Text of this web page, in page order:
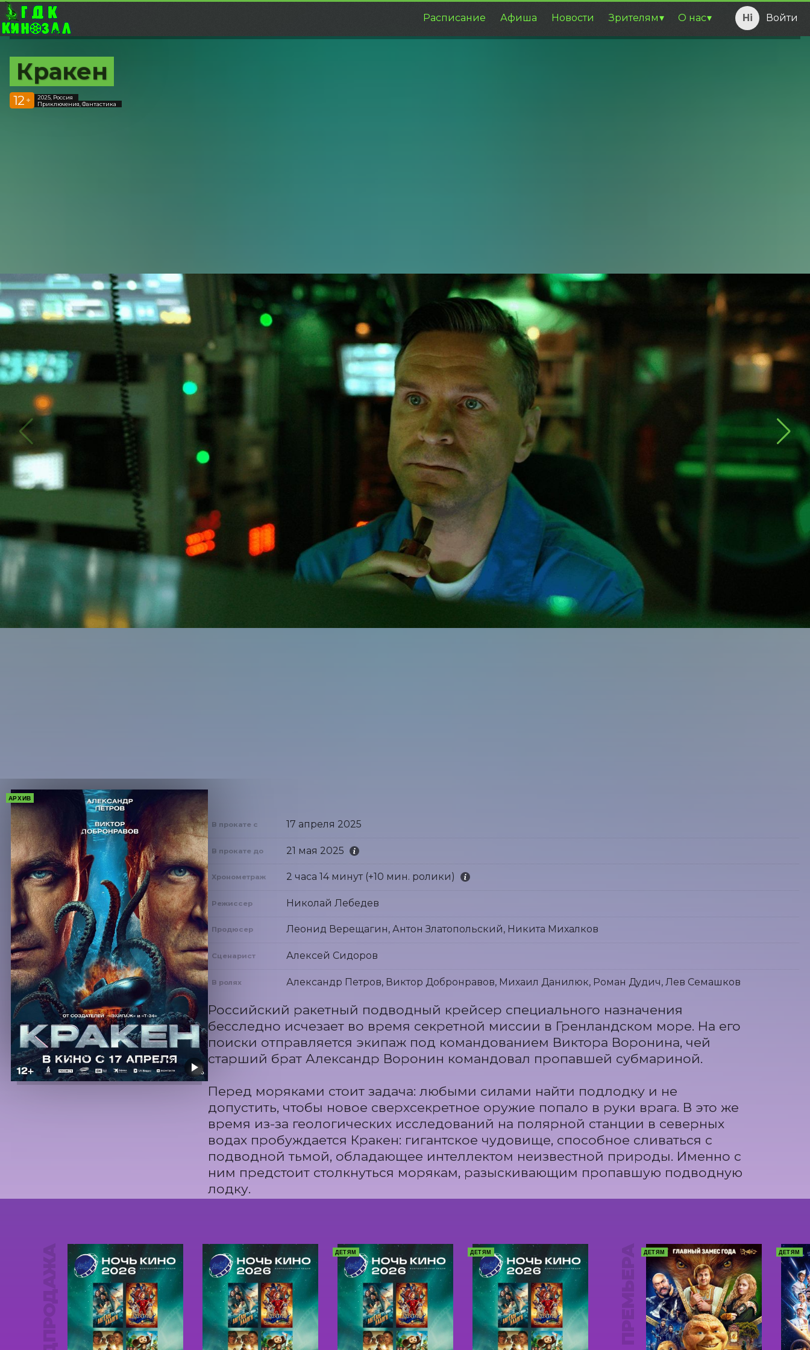
Расписание Афиша Новости Зрителям О нас Войти
Кракен
12 +
2025, Россия
Приключения, Фантастика
АРХИВ
В прокате с 17 апреля 2025
В прокате до 21 мая 2025
Хронометраж 2 часа 14 минут (+10 мин. ролики)
Режиссер Николай Лебедев
Продюсер Леонид Верещагин, Антон Златопольский, Никита Михалков
Сценарист Алексей Сидоров
В ролях Александр Петров, Виктор Добронравов, Михаил Данилюк, Роман Дудич, Лев Семашков
Российский ракетный подводный крейсер специального назначения
бесследно исчезает во время секретной миссии в Гренландском море. На его
поиски отправляется экипаж под командованием Виктора Воронина, чей
старший брат Александр Воронин командовал пропавшей субмариной.
Перед моряками стоит задача: любыми силами найти подлодку и не
допустить, чтобы новое сверхсекретное оружие попало в руки врага. В это же
время из-за геологических исследований на полярной станции в северных
водах пробуждается Кракен: гигантское чудовище, способное сливаться с
подводной тьмой, обладающее интеллектом неизвестной природы. Именно с
ним предстоит столкнуться морякам, разыскивающим пропавшую подводную
лодку.
ПРЕДПРОДАЖА ДЕТЯМ ДЕТЯМ ПРЕМЬЕРА ДЕТЯМ ДЕТЯМ